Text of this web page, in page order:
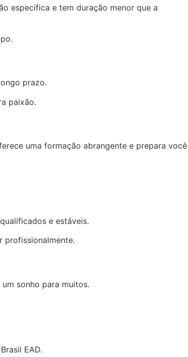
específica e tem duração menor que a
prazo.
paixão.
uma formação abrangente e prepara você
e estáveis.
profissionalmente.
sonho para muitos.
EAD.